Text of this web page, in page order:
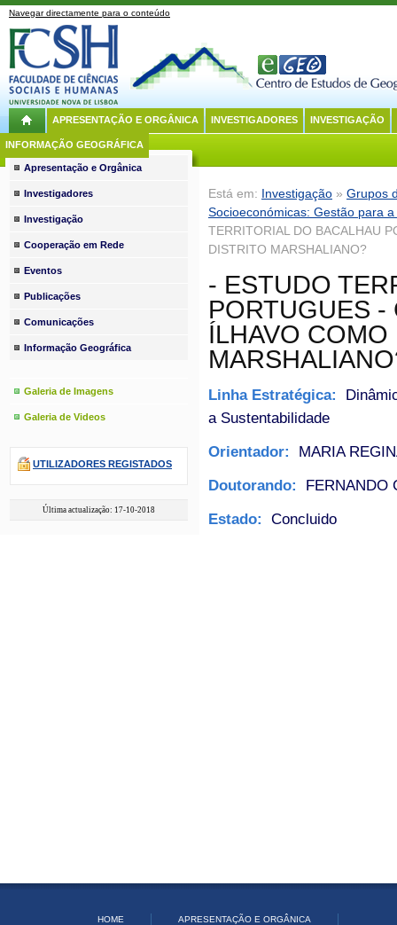
Navegar directamente para o conteúdo
APRESENTAÇÃO E ORGÂNICA INVESTIGADORES INVESTIGAÇÃO
INFORMAÇÃO GEOGRÁFICA
Está em: Investigação » Grupos
Socioeconómicas: Gestão para
TERRITORIAL DO BACALHAU
DISTRITO MARSHALIANO?
- ESTUDO
PORTUGUES -
ÍLHAVO
Linha Estratégica:
a Sustentabilidade
Orientador:
MARIA
Doutorando:
FERNANDO
Estado: Concluido
Apresentação e Orgânica
Investigadores
Investigação
Cooperação em Rede
Eventos
Publicações
Comunicações
Informação Geográfica
Galeria de Imagens
Galeria de Videos
UTILIZADORES REGISTADOS
Última actualização: 17-10-2018
HOME
APRESENTAÇÃO E ORGÂNICA